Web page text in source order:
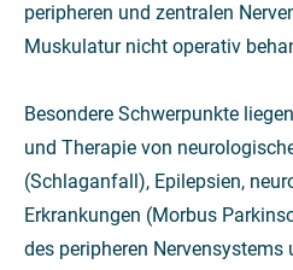
peripheren und zentralen
Muskulatur nicht operativ
Besondere Schwerpunkte
und Therapie von
(Schlaganfall), Epilepsien,
Erkrankungen (Morbus
des peripheren Nervensystems